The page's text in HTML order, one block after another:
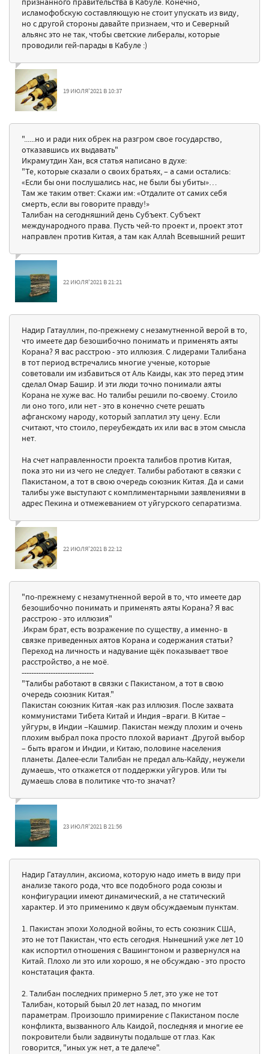
исламофобскую составляющую не стоит упускать из виду,
но с другой стороны давайте признаем, что и Северный
альянс это не так, чтобы светские либералы, которые
проводили гей-парады в Кабуле :)
19 ИЮЛЯ'2021 В 10:37
"......но и ради них обрек на разгром свое государство,
отказавшись их выдавать"
Икрамутдин Хан, вся статья написано в духе:
"Те, которые сказали о своих братьях, – а сами остались:
«Если бы они послушались нас, не были бы убиты»…
Там же таким ответ: Скажи им: «Отдалите от самих себя
смерть, если вы говорите правду!»
Талибан на сегодняшний день Субъект. Субъект
международного права. Пусть чей-то проект и, проект этот
направлен против Китая, а там как Аллаһ Всевышний решит
22 ИЮЛЯ'2021 В 21:21
Надир Гатауллин, по-прежнему с незамутненной верой в то,
что имеете дар безошибочно понимать и применять аяты
Корана? Я вас расстрою - это иллюзия. С лидерами Талибана
в тот период встречались многие ученые, которые
советовали им избавиться от Аль Каиды, как это перед этим
сделал Омар Башир. И эти люди точно понимали аяты
Корана не хуже вас. Но талибы решили по-своему. Стоило
ли оно того, или нет - это в конечно счете решать
афганскому народу, который заплатил эту цену. Если
считают, что стоило, переубеждать их или вас в этом смысла
нет.
На счет направленности проекта талибов против Китая,
пока это ни из чего не следует. Талибы работают в связки с
Пакистаном, а тот в свою очередь союзник Китая. Да и сами
талибы уже выступают с комплиментарными заявлениями в
адрес Пекина и отмежеванием от уйгурского сепаратизма.
22 ИЮЛЯ'2021 В 22:12
"по-прежнему с незамутненной верой в то, что имеете дар
безошибочно понимать и применять аяты Корана? Я вас
расстрою - это иллюзия"
.Икрам брат, есть возражение по существу, а именно- в
связке приведенных аятов Корана и содержания статьи?
Переход на личность и надувание щёк показывает твое
расстройство, а не моё.
------------------------------
"Талибы работают в связки с Пакистаном, а тот в свою
очередь союзник Китая."
Пакистан союзник Китая -как раз иллюзия. После захвата
коммунистами Тибета Китай и Индия –враги. В Китае –
уйгуры, в Индии –Кашмир. Пакистан между плохим и очень
плохим выбрал пока просто плохой вариант .Другой выбор
– быть врагом и Индии, и Китаю, половине населения
планеты. Далее-если Талибан не предал аль-Кайду, неужели
думаешь, что откажется от поддержки уйгуров. Или ты
думаешь слова в политике что-то значат?
23 ИЮЛЯ'2021 В 21:56
Надир Гатауллин, аксиома, которую надо иметь в виду при
анализе такого рода, что все подобного рода союзы и
конфигурации имеют динамический, а не статический
характер. И это применимо к двум обсуждаемым пунктам.
1. Пакистан эпохи Холодной войны, то есть союзник США,
это не тот Пакистан, что есть сегодня. Нынешний уже лет 10
как испортил отношения с Вашингтоном и развернулся на
Китай. Плохо ли это или хорошо, я не обсуждаю - это просто
констатация факта.
2. Талибан последних примерно 5 лет, это уже не тот
Талибан, который быыл 20 лет назад, по многим
параметрам. Произошло примирение с Пакистаном после
конфликта, вызванного Аль Каидой, последняя и многие ее
покровители были задвинуты подальше от глаз. Как
говорится, "иных уж нет, а те далече".